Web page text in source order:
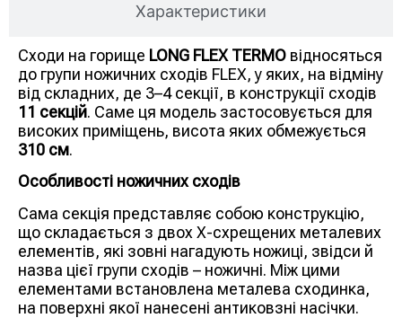
Характеристики
Сходи на горище LONG FLEX TERMO відносяться
до групи ножичних сходів FLEX, у яких, на відміну
від складних, де 3–4 секції, в конструкції сходів
11 секцій. Саме ця модель застосовується для
високих приміщень, висота яких обмежується
310 см.
Особливості ножичних сходів
Сама секція представляє собою конструкцію,
що складається з двох Х-схрещених металевих
елементів, які зовні нагадують ножиці, звідси й
назва цієї групи сходів – ножичні. Між цими
елементами встановлена металева сходинка,
на поверхні якої нанесені антиковзні насічки.